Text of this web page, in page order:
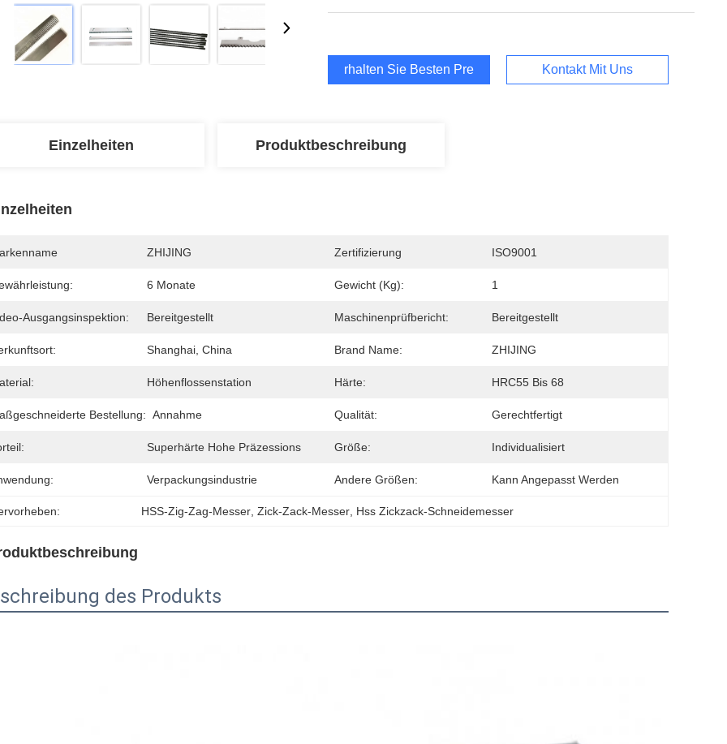
Erhalten Sie Besten Preis Kontakt Mit Uns
Einzelheiten Produktbeschreibung
ZHIJING Zertifizierung ISO9001
6 Monate Gewicht (Kg): 1
Ausgangsinspektion: Bereitgestellt Maschinenprüfbericht: Bereitgestellt
Shanghai, China Brand Name: ZHIJING
Höhenflossenstation Härte: HRC55 Bis 68
Bestellung: Annahme Qualität: Gerechtfertigt
Superhärte Hohe Präzessions Größe: Individualisiert
Verpackungsindustrie Andere Größen: Kann Angepasst Werden
HSS-Zig-Zag-Messer , Zick-Zack-Messer Hss Zickzack-Schneidemesser
des Produkts